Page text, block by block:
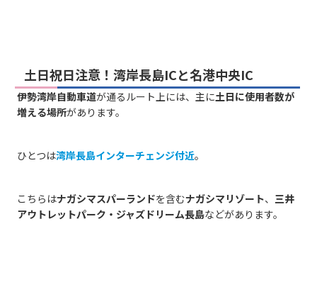
土日祝日注意！湾岸長島ICと名港中央IC
伊勢湾岸自動車道が通るルート上には、主に土日に使用者数が
増える場所があります。
ひとつは湾岸長島インターチェンジ付近。
こちらはナガシマスパーランドを含むナガシマリゾート、 三井
アウトレットパーク・ジャズドリーム長島などがあります。